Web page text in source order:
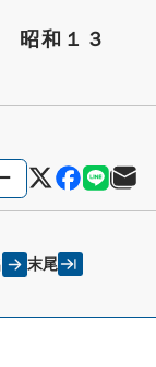
昭和１３
末尾